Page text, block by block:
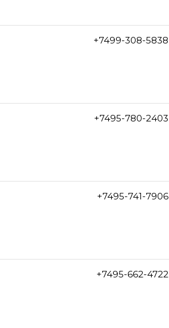
+7499-308-5838
+7495-780-2403
+7495-741-7906
+7495-662-4722